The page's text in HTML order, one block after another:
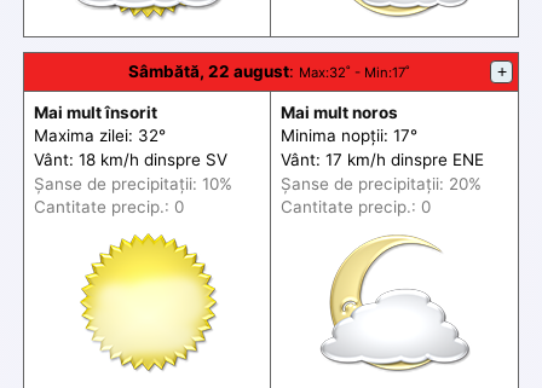
Sâmbătă, 22 august: Max:32˚ - Min:17˚ +
Mai mult însorit
Maxima zilei: 32°
Vânt: 18 km/h dinspre SV
Șanse de precipitații: 10%
Cantitate precip.: 0
Mai mult noros
Minima nopții: 17°
Vânt: 17 km/h dinspre ENE
Șanse de precipitații: 20%
Cantitate precip.: 0